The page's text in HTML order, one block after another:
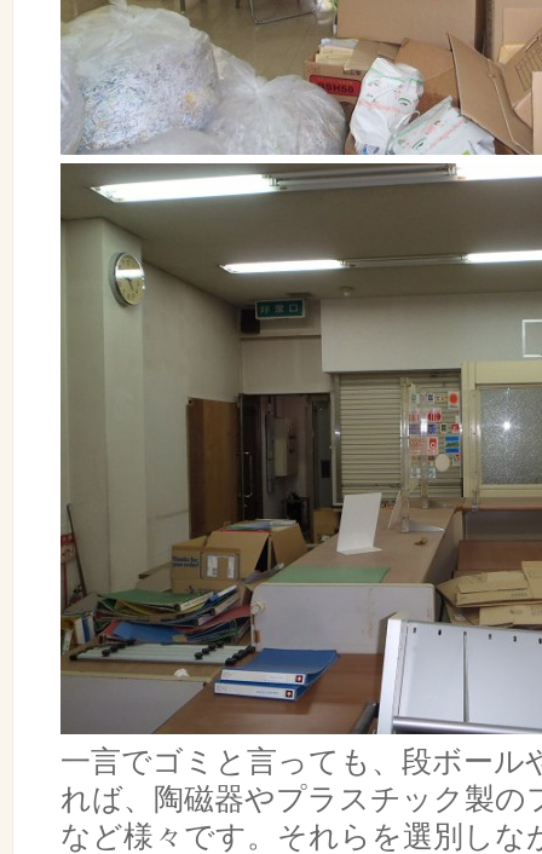
一言でゴミと言っても、段ボール
れば、陶磁器やプラスチック製の
など様々です。それらを選別しな